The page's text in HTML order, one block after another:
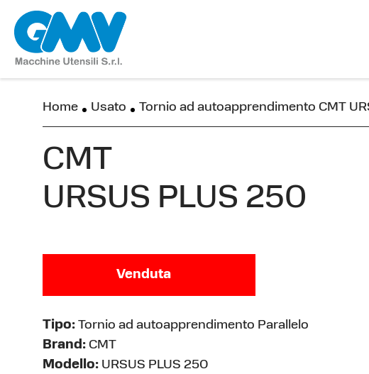
Home Usato Tornio ad autoapprendimento CMT
CMT
URSUS PLUS 250
Venduta
Tipo: Tornio ad autoapprendimento Parallelo
Brand: CMT
Modello: URSUS PLUS 250